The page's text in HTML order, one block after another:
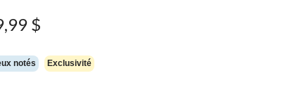
la
même
page.
$
notés Exclusivité